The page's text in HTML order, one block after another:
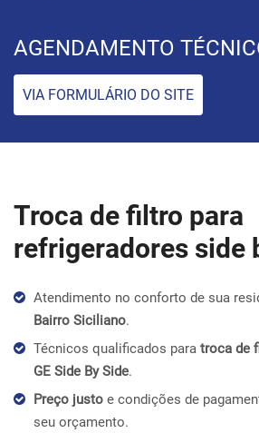
AGENDAMENTO
VIA FORMULÁRIO DO SITE
Troca de filtro para
refrigeradores side
Atendimento no conforto de sua
Bairro Siciliano.
Técnicos qualificados para troca de
GE Side By Side.
Preço justo e condições de
seu orçamento.